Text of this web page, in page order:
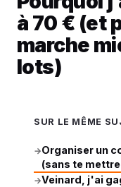
à 70 € (et
marche
lots)
SUR LE MÊME
→Organiser un
(sans te
→Veinard, j'ai